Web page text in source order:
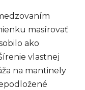
masírovať
ako
vlastnej
na mantinely